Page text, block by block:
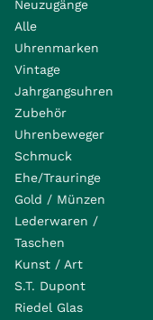
Neuzugänge
Alle
Uhrenmarken
Vintage
Jahrgangsuhren
Zubehör
Uhrenbeweger
Schmuck
Ehe/Trauringe
Gold / Münzen
Lederwaren /
Taschen
Kunst / Art
S.T. Dupont
Riedel Glas